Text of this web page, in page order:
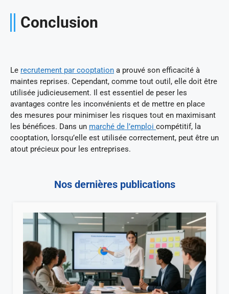
Conclusion
Le recrutement par cooptation a prouvé son efficacité à
maintes reprises. Cependant, comme tout outil, elle doit être
utilisée judicieusement. Il est essentiel de peser les
avantages contre les inconvénients et de mettre en place
des mesures pour minimiser les risques tout en maximisant
les bénéfices. Dans un marché de l’emploi compétitif, la
cooptation, lorsqu’elle est utilisée correctement, peut être un
atout précieux pour les entreprises.
Nos dernières publications